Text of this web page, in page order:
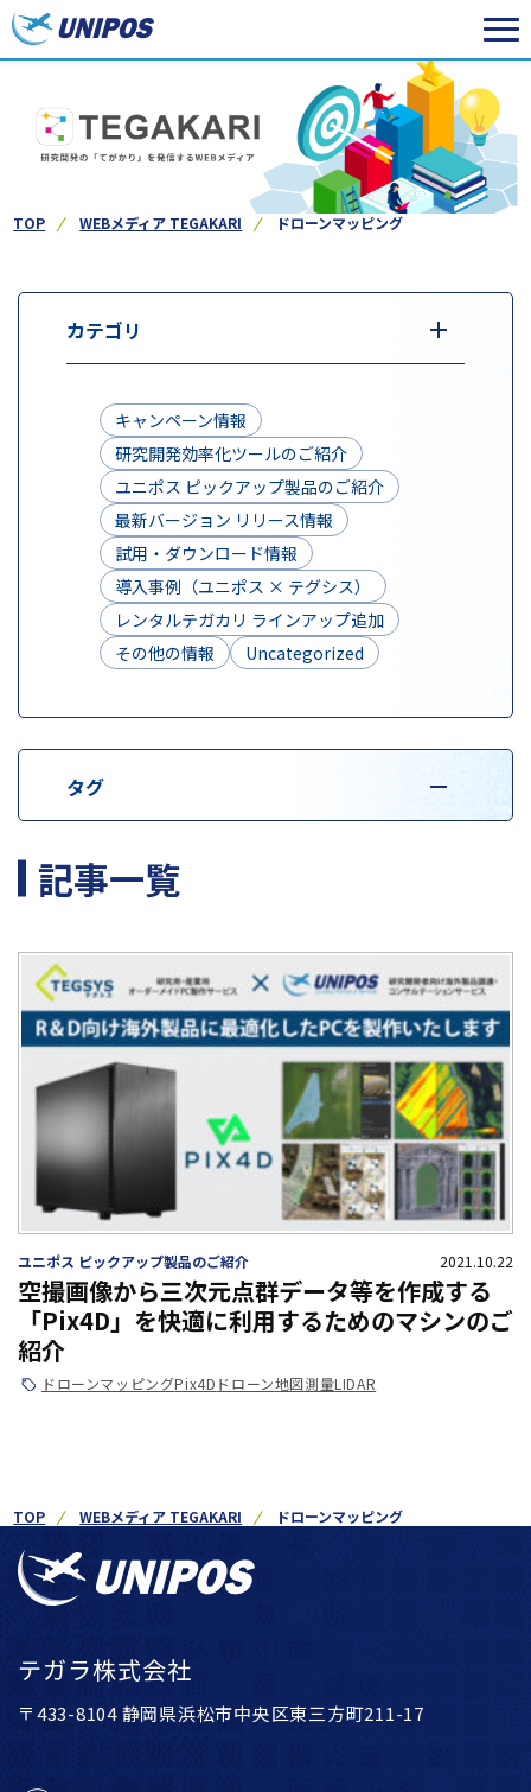
TOP WEBメディア TEGAKARI ドローンマッピング
カテゴリ
キャンペーン情報
研究開発効率化ツールのご紹介
ユニポス ピックアップ製品のご紹介
最新バージョン リリース情報
試用・ダウンロード情報
導入事例（ユニポス × テグシス）
レンタルテガカリ ラインアップ追加
その他の情報
Uncategorized
タグ
記事一覧
ユニポス ピックアップ製品のご紹介 2021.10.22
空撮画像から三次元点群データ等を作成する
「Pix4D」を快適に利用するためのマシンのご
紹介
ドローンマッピングPix4D ドローン地図測量LIDAR
TOP WEBメディア TEGAKARI ドローンマッピング
テガラ株式会社
〒433-8104 静岡県浜松市中央区東三方町211-17